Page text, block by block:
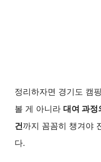
정리하자면 경기도 캠
볼 게 아니라 대여 과정
건까지 꼼꼼히 챙겨야
다.